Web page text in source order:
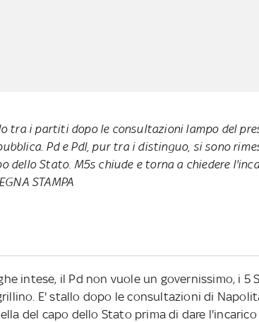
tra i partiti dopo le consultazioni lampo del
Pd e Pdl, pur tra i distinguo, si sono
dello Stato. M5s chiude e torna a chiedere
STAMPA
intese, il Pd non vuole un governissimo, i 5
E' stallo dopo le consultazioni di
del capo dello Stato prima di dare l'incarico